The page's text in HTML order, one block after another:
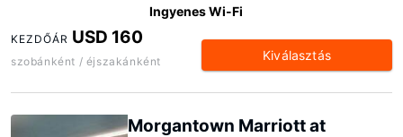
Ingyenes Wi-Fi
KEZDŐÁR USD 160
szobánként / éjszakánként Kiválasztás
Morgantown Marriott at